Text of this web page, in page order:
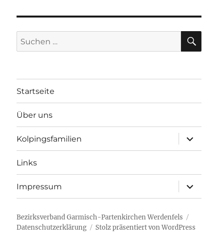
Suchen
nach:
Startseite
Über uns
Kolpingsfamilien
öffnen
Links
Impressum
öffnen
Bezirksverband Garmisch-Partenkirchen Werdenfels
Datenschutzerklärung
Stolz präsentiert von WordPress